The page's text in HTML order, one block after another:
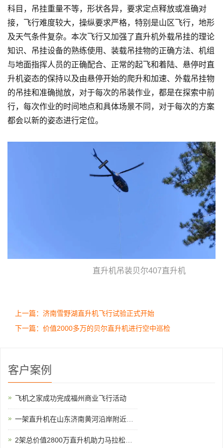
科目，吊挂重量不等，形状各异，要求定点释放或准确对
接，飞行难度较大，操纵要求严格，特别是山区飞行，地形
及天气条件复杂。本次飞行又加强了直升机外载吊挂的理论
知识、吊挂设备的熟练使用、装载吊挂物的正确方法、机组
与地面指挥人员的正确配合、正常的起飞和着陆、悬停时直
升机姿态的保持以及由悬停开始的爬升和加速、外载吊挂物
的吊挂和准确抛放，对于每次的吊装作业，都是在探索中前
行，每次作业的时间地点和具体场景不同，对于每次的方案
都会以新的姿态进行定位。
直升机吊装贝尔407直升机
上一篇：济南雪野湖直升机飞行试验正式开始
下一篇：价值2000多万的贝尔直升机进行空中巡检
客户案例
飞机之家成功完成福州商业飞行活动